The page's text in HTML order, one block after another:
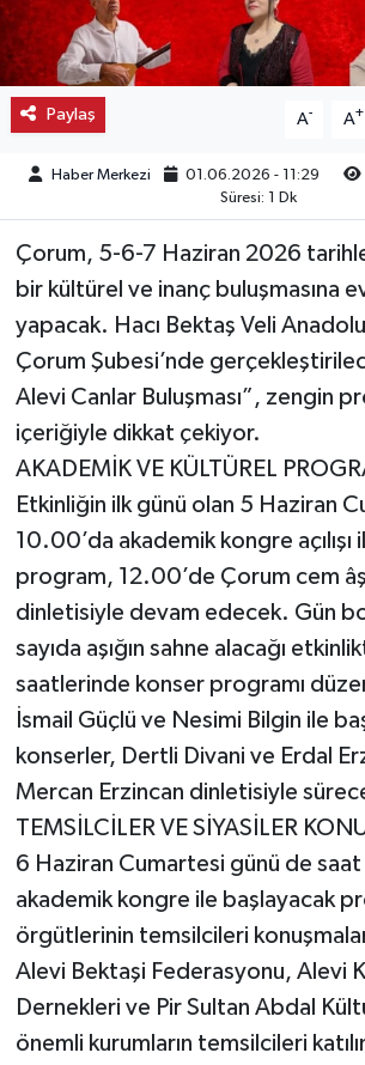
Paylaş A- A+
Haber Merkezi 01.06.2026 - 11:29
Süresi: 1 Dk
Çorum, 5-6-7 Haziran 2026
bir kültürel ve inanç buluşmasına
yapacak. Hacı Bektaş Veli
Çorum Şubesi’nde
Alevi Canlar Buluşması”, zengin
içeriğiyle dikkat çekiyor.
AKADEMİK VE KÜLTÜREL
Etkinliğin ilk günü olan 5 Haziran
10.00’da akademik kongre açılışı
program, 12.00’de Çorum cem
dinletisiyle devam edecek. Gün
sayıda aşığın sahne alacağı
saatlerinde konser programı
İsmail Güçlü ve Nesimi Bilgin ile
konserler, Dertli Divani ve Erdal
Mercan Erzincan dinletisiyle
TEMSİLCİLER VE SİYASİLER
6 Haziran Cumartesi günü de
akademik kongre ile başlayacak
örgütlerinin temsilcileri
Alevi Bektaşi Federasyonu, Alevi
Dernekleri ve Pir Sultan Abdal
önemli kurumların temsilcileri
Kargı
Laçin
Mecitözü
Oğuzlar
Ortaköy
Osmancık
Sungurlu
Uğurludağ
Sağlık